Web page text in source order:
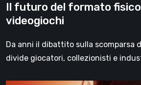
Il futuro del formato
videogiochi
Da anni il dibattito sulla scomparsa
divide giocatori, collezionisti e